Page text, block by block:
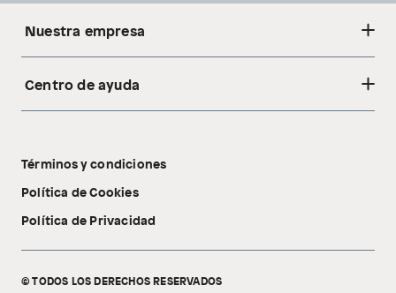
Nuestra empresa
Acerca de nosotros
Tecnología Pillow Walk
Centro de ayuda
Libro de reclamaciones
Términos y condiciones
Política de Cookies
Política de Privacidad
© TODOS LOS DERECHOS RESERVADOS